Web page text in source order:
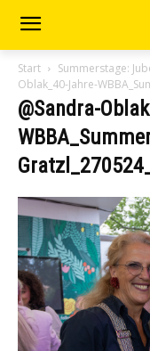
Start Summerstage:
Oblak_40-Jahre-
@Sandra-